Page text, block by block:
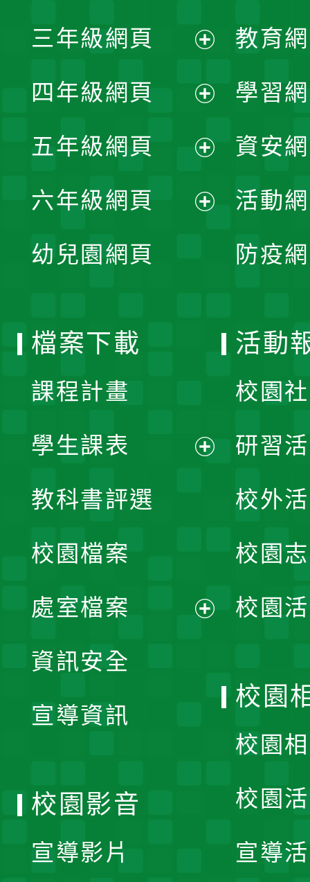
選
單
開
選
單
三年級網頁
開
選
單
四年級網頁
開
選
五年級網頁
開
六年級網頁
幼兒園網頁
教育
學習
資安
活動
防疫
檔案下載
課程計畫
學生課表
單
教科書評選
校園檔案
處室檔案
資訊安全
宣導資訊
活動
校園
研習
校外
校園
校園
校園
校園
校園
宣導
校園影音
宣導影片